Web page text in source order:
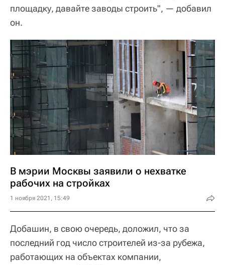
площадку, давайте заводы строить", — добавил
он.
В мэрии Москвы заявили о нехватке
рабочих на стройках
1 ноября 2021, 15:49
Добашин, в свою очередь, доложил, что за
последний год число строителей из-за рубежа,
работающих на объектах компании,